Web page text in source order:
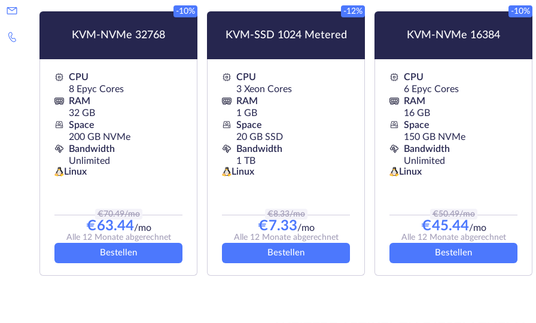
KVM-NVMe 32768
-10%
CPU
8 Epyc Cores
RAM
32 GB
Space
200 GB NVMe
Bandwidth
Unlimited
Linux
€70.49/mo
€63.44/mo
Alle 12 Monate abgerechnet
Bestellen
KVM-SSD 1024 Metered
-12%
CPU
3 Xeon Cores
RAM
1 GB
Space
20 GB SSD
Bandwidth
1 TB
Linux
€8.33/mo
€7.33/mo
Alle 12 Monate abgerechnet
Bestellen
KVM-NVMe 16384
-10%
CPU
6 Epyc Cores
RAM
16 GB
Space
150 GB NVMe
Bandwidth
Unlimited
Linux
€50.49/mo
€45.44/mo
Alle 12 Monate abgerechnet
Bestellen